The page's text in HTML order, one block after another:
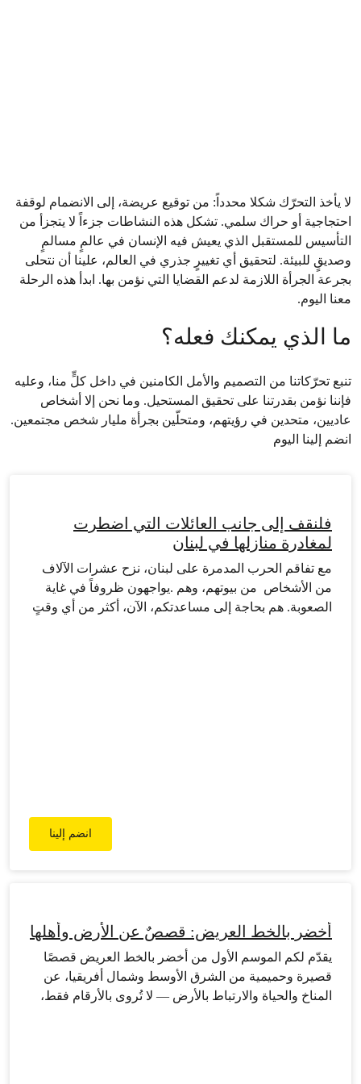
لا يأخذ التحرّك شكلا محدداً: من توقيع عريضة، إلى الانضمام لوقفة
احتجاجية أو حراك سلمي. تشكل هذه النشاطات جزءاً لا يتجزأ من
التأسيس للمستقبل الذي يعيش فيه الإنسان في عالمٍ مسالمٍ
وصديقٍ للبيئة. لتحقيق أي تغييرٍ جذري في العالم، علينا أن نتحلى
بجرعة الجرأة اللازمة لدعم القضايا التي نؤمن بها. ابدأ هذه الرحلة
معنا اليوم.
ما الذي يمكنك فعله؟
تنبع تحرّكاتنا من التصميم والأمل الكامنين في داخل كلٍّ منا، وعليه
فإننا نؤمن بقدرتنا على تحقيق المستحيل. وما نحن إلا أشخاص
عاديين، متحدين في رؤيتهم، ومتحلّين بجرأة مليار شخص مجتمعين.
انضم إلينا اليوم
فلنقف إلى جانب العائلات التي اضطرت
لمغادرة منازلها في لبنان
مع تفاقم الحرب المدمرة على لبنان، نزح عشرات الآلاف
من الأشخاص من بيوتهم، وهم .يواجهون ظروفاً في غاية
الصعوبة. هم بحاجة إلى مساعدتكم، الآن، أكثر من أي وقتٍ
انضم إلينا
أخضر بالخط العريض: قصصٌ عن الأرض وأهلها
يقدّم لكم الموسم الأول من أخضر بالخط العريض قصصًا
قصيرة وحميمية من الشرق الأوسط وشمال أفريقيا، عن
المناخ والحياة والارتباط بالأرض — لا تُروى بالأرقام فقط،